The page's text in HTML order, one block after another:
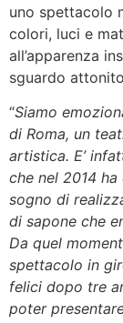
uno spettacolo
colori, luci e
all’apparenza
sguardo
“Siamo
di Roma, un
artistica. E’
che nel 2014
sogno di
di sapone che
Da quel
spettacolo in
felici dopo tre
poter